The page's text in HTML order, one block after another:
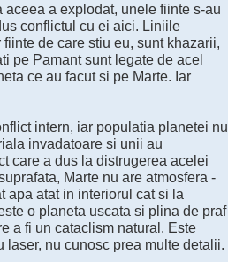
aceea a explodat, unele fiinte s-au
conflictul cu ei aici. Liniile
de care stiu eu, sunt khazarii,
pe Pamant sunt legate de acel
ce au facut si pe Marte. Iar
intern, iar populatia planetei nu
invadatoare si unii au
care a dus la distrugerea acelei
Marte nu are atmosfera -
apa atat in interiorul cat si la
o planeta uscata si plina de praf
a fi un cataclism natural. Este
nu cunosc prea multe detalii.